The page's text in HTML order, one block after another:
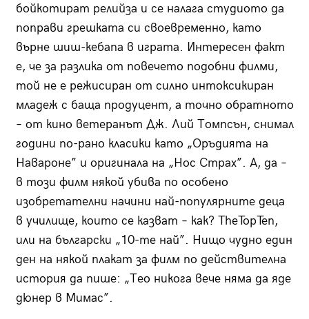
бойкотират релийза и се налага студиото да
поправи грешката си своевременно, като
върне шиш-кебапа в играта. Интересен факт
е, че за разлика от повечето подобни филми,
той не е режисиран от силно интоксикиран
младеж с баща продуцент, а точно обратното
– от кино ветеранът Дж. Лий Томпсън, снимал
години по-рано класики като „Оръдията на
Навароне” и оригинала на „Нос Страх”. А, да –
в този филм някой убива по особено
изобретателни начини най-популярните деца
в училище, които се казват – как? TheTopTen,
или на български „10-те най”. Нищо чудно един
ден на някой плакат за филм по действителна
история да пише: „Тео никога вече няма да яде
дюнер в Мимас”.